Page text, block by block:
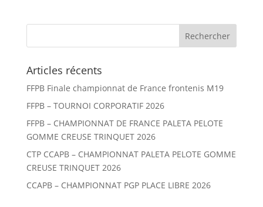
Articles récents
FFPB Finale championnat de France frontenis M19
FFPB – TOURNOI CORPORATIF 2026
FFPB – CHAMPIONNAT DE FRANCE PALETA PELOTE
GOMME CREUSE TRINQUET 2026
CTP CCAPB – CHAMPIONNAT PALETA PELOTE GOMME
CREUSE TRINQUET 2026
CCAPB – CHAMPIONNAT PGP PLACE LIBRE 2026